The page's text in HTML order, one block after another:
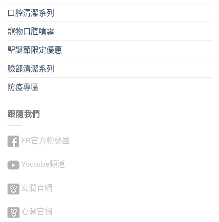
口腔清潔系列
寵物口腔噴霧
聖誕節限定優惠
臉部清潔系列
防疫專區
跟隨我們
FB官方粉絲團
Youtube頻道
宏潤官網
心潤官網